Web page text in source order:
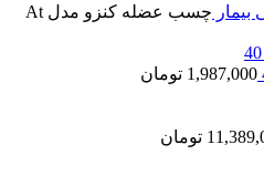
چسب عضله کنزو مدل At
1,987,000 تومان
تومان